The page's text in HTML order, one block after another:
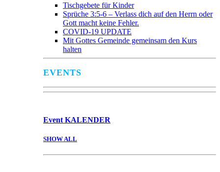
Tischgebete für Kinder
Sprüche 3:5-6 – Verlass dich auf den Herrn oder
Gott macht keine Fehler.
COVID-19 UPDATE
Mit Gottes Gemeinde gemeinsam den Kurs
halten
EVENTS
Event KALENDER
SHOW ALL